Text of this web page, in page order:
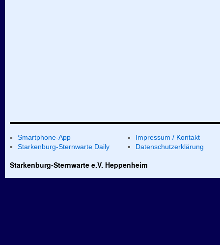
Smartphone-App
Starkenburg-Sternwarte Daily
Impressum / Kontakt
Datenschutzerklärung
Starkenburg-Sternwarte e.V. Heppenheim